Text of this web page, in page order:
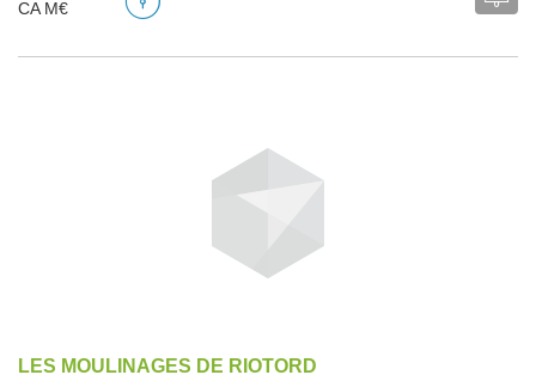
CA M€
LES MOULINAGES DE RIOTORD